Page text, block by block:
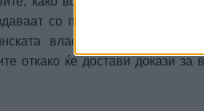
со прецизно одреден
власт, со седиште во
откако ќе достави докази